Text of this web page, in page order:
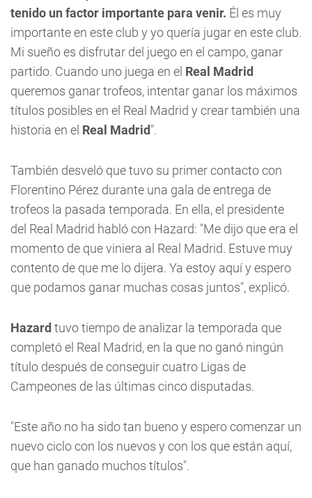
tenido un factor importante para venir. Él es muy
importante en este club y yo quería jugar en este club.
Mi sueño es disfrutar del juego en el campo, ganar
partido. Cuando uno juega en el Real Madrid
queremos ganar trofeos, intentar ganar los máximos
títulos posibles en el Real Madrid y crear también una
historia en el Real Madrid".
También desveló que tuvo su primer contacto con
Florentino Pérez durante una gala de entrega de
trofeos la pasada temporada. En ella, el presidente
del Real Madrid habló con Hazard: "Me dijo que era el
momento de que viniera al Real Madrid. Estuve muy
contento de que me lo dijera. Ya estoy aquí y espero
que podamos ganar muchas cosas juntos", explicó.
Hazard tuvo tiempo de analizar la temporada que
completó el Real Madrid, en la que no ganó ningún
título después de conseguir cuatro Ligas de
Campeones de las últimas cinco disputadas.
"Este año no ha sido tan bueno y espero comenzar un
nuevo ciclo con los nuevos y con los que están aquí,
que han ganado muchos títulos".